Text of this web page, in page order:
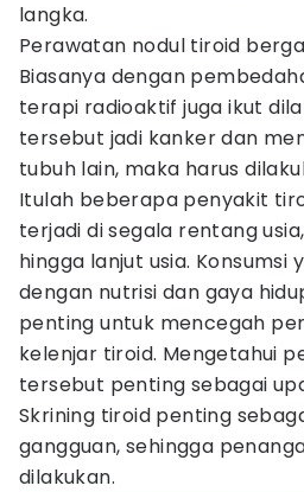
langka.
Perawatan nodul tiroid
Biasanya dengan
terapi radioaktif juga ikut
tersebut jadi kanker dan
tubuh lain, maka harus
Itulah beberapa penyakit
terjadi di segala rentang
hingga lanjut usia. Konsumsi
dengan nutrisi dan gaya
penting untuk mencegah
kelenjar tiroid. Mengetahui
tersebut penting sebagai
Skrining tiroid penting
gangguan, sehingga
dilakukan.